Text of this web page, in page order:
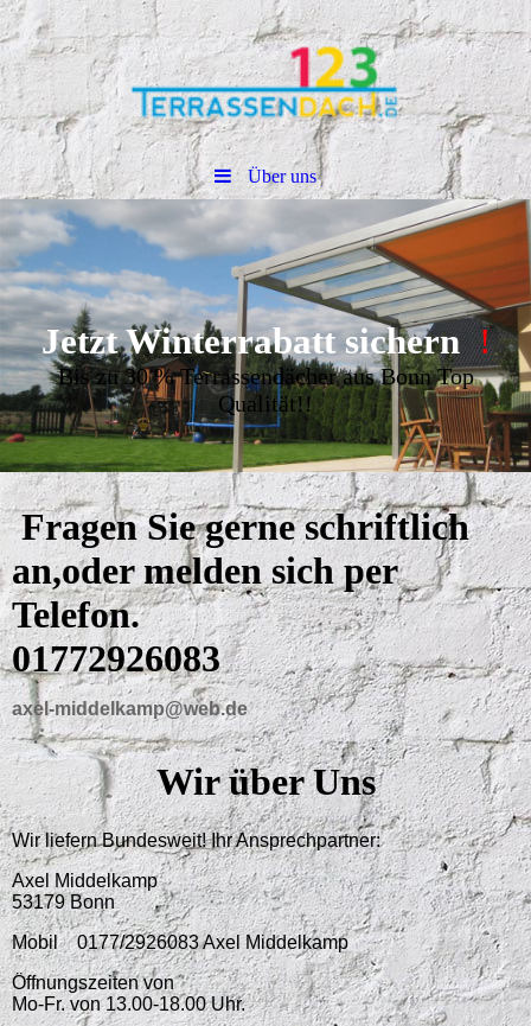
Über uns
Jetzt Winterrabatt sichern !
Bis zu 30 % Terrassendächer aus Bonn Top
Qualität!!
Fragen Sie gerne schriftlich
an,oder melden sich per
Telefon.
01772926083
axel-middelkamp@web.de
Wir über Uns
Wir liefern Bundesweit! Ihr Ansprechpartner:
Axel Middelkamp
53179 Bonn
Mobil 0177/2926083 Axel Middelkamp
Öffnungszeiten von
Mo-Fr. von 13.00-18.00 Uhr.